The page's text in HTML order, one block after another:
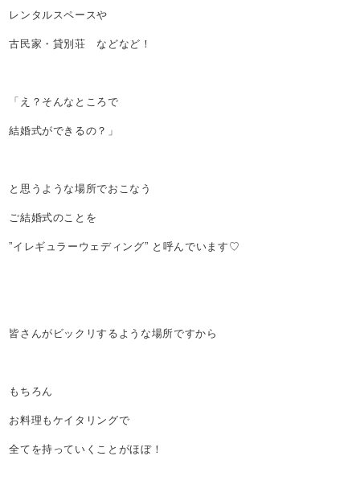
レンタルスペースや
古民家・貸別荘 などなど！
「え？そんなところで
結婚式ができるの？」
と思うような場所でおこなう
ご結婚式のことを
”イレギュラーウェディング” と呼んでいます♡
皆さんがビックリするような場所ですから
もちろん
お料理もケイタリングで
全てを持っていくことがほぼ！